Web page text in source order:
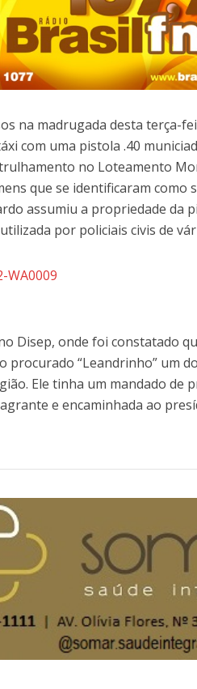
na madrugada desta terça-
com uma pistola .40
no Loteamento
que se identificaram como
assumiu a propriedade da
por policiais civis de
Disep, onde foi constatado
procurado “Leandrinho” um
Ele tinha um mandado de
e encaminhada ao